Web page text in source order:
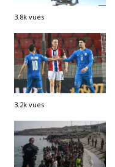
3.8k vues
3.2k vues